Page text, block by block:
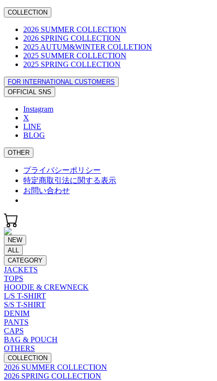
COLLECTION
2026 SUMMER COLLECTION
2026 SPRING COLLECTION
2025 AUTUM&WINTER COLLETION
2025 SUMMER COLLECTION
2025 SPRING COLLECTION
FOR INTERNATIONAL CUSTOMERS
OFFICIAL SNS
Instagram
X
LINE
BLOG
OTHER
プライバシーポリシー
特定商取引法に関する表示
お問い合わせ
NEW
ALL
CATEGORY
JACKETS
TOPS
HOODIE & CREWNECK
L/S T-SHIRT
S/S T-SHIRT
DENIM
PANTS
CAPS
BAG & POUCH
OTHERS
COLLECTION
2026 SUMMER COLLECTION
2026 SPRING COLLECTION